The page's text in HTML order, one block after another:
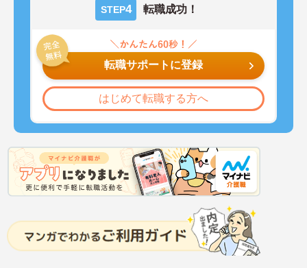
STEP4 転職成功！
転職サポートに登録
はじめて転職する方へ